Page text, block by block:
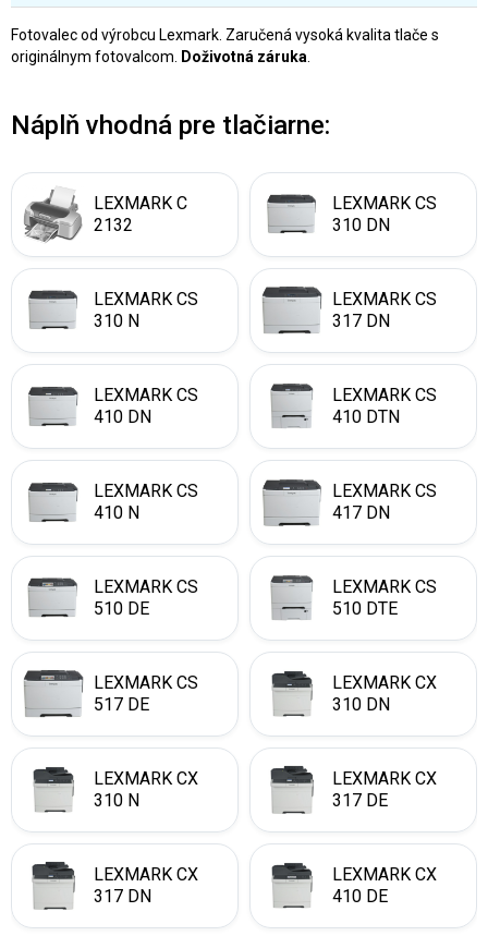
Fotovalec od výrobcu Lexmark. Zaručená vysoká kvalita tlače s
originálnym fotovalcom.
Doživotná záruka
Náplň vhodná pre tlačiarne:
LEXMARK C
2132
LEXMARK CS
310 DN
LEXMARK CS
310 N
LEXMARK CS
317 DN
LEXMARK CS
410 DN
LEXMARK CS
410 DTN
LEXMARK CS
410 N
LEXMARK CS
417 DN
LEXMARK CS
510 DE
LEXMARK CS
510 DTE
LEXMARK CS
517 DE
LEXMARK CX
310 DN
LEXMARK CX
310 N
LEXMARK CX
317 DE
LEXMARK CX
317 DN
LEXMARK CX
410 DE